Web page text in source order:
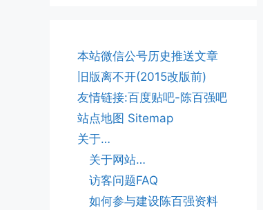
本站微信公号历史推送文章
旧版离不开(2015改版前)
友情链接:百度贴吧-陈百强吧
站点地图 Sitemap
关于…
关于网站…
访客问题FAQ
如何参与建设陈百强资料